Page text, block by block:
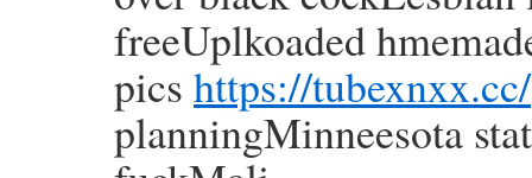
freeUplkoaded
pics https://tubexnxx.cc/
planningMinneesota